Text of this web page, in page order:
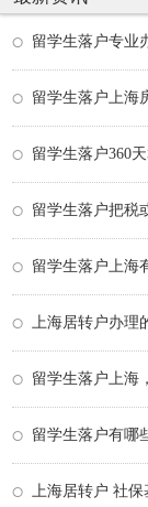
留学生落户专业
留学生落户上海
留学生落户360
留学生落户上海
留学生落户有哪